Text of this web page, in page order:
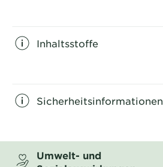
Inhaltsstoffe
Sicherheitsinformationen
Umwelt- und